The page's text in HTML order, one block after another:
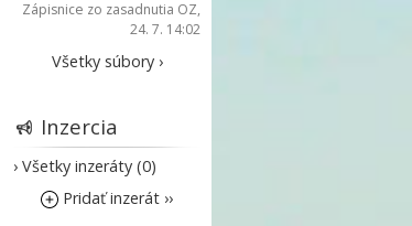
Zápisnice zo zasadnutia OZ,
24. 7. 14:02
Všetky súbory ›
Inzercia
› Všetky inzeráty (0)
Pridať inzerát ››